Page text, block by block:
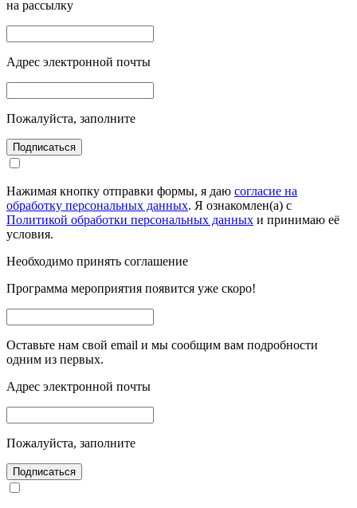
на рассылку
Адрес электронной почты
Пожалуйста, заполните
Подписаться
Нажимая кнопку отправки формы, я даю согласие на
обработку персональных данных. Я ознакомлен(а) с
Политикой обработки персональных данных и принимаю её
условия.
Необходимо принять соглашение
Программа мероприятия появится уже скоро!
Оставьте нам свой email и мы сообщим вам подробности
одним из первых.
Адрес электронной почты
Пожалуйста, заполните
Подписаться